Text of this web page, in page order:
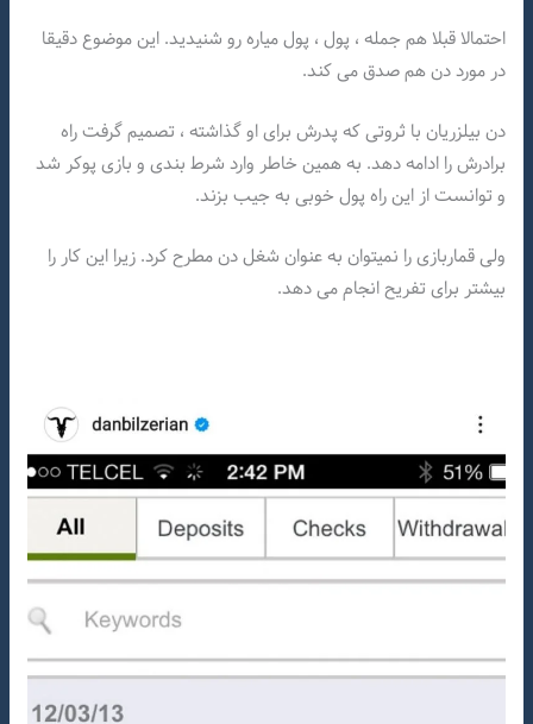
احتمالا قبلا هم جمله ، پول ، پول میاره رو شنیدید. این موضوع دقیقا
در مورد دن هم صدق می کند.
دن بیلزریان با ثروتی که پدرش برای او گذاشته ، تصمیم گرفت راه
برادرش را ادامه دهد. به همین خاطر وارد شرط بندی و بازی پوکر شد
و توانست از این راه پول خوبی به جیب بزند.
ولی قماربازی را نمیتوان به عنوان شغل دن مطرح کرد. زیرا این کار را
بیشتر برای تفریح انجام می دهد.